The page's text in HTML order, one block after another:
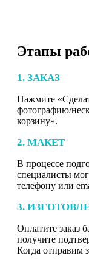
Этапы
1. ЗАКАЗ
Нажмите
фотографию/
корзину».
2. МАКЕТ
В процессе
специалисты
телефону или
3.
Оплатите заказ
получите
Когда отправим